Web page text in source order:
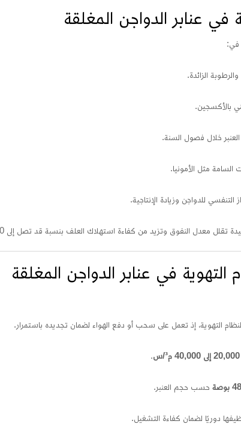
في عنابر الدواجن المغلقة
في:
الزائدة.
بالأكسجين.
خلال فصول السنة.
السامة مثل الأمونيا.
للدواجن وزيادة الإنتاجية.
تقلل معدل النفوق وتزيد من كفاءة استهلاك العلف بنسبة قد تصل إلى 10%.
في عنابر الدواجن المغلقة
التهوية، إذ تعمل على سحب أو دفع الهواء لضمان تجديده باستمرار.
20,000 إلى 40,000 م³/س .
حسب حجم العنبر.
دوريًا لضمان كفاءة التشغيل.